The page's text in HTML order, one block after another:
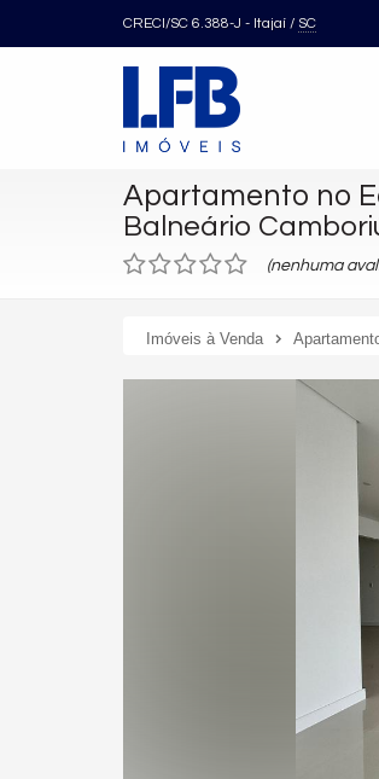
CRECI/SC 6.388-J - Itajaí / SC
Apartamento no
Balneário
(nenhuma
Imóveis à Venda